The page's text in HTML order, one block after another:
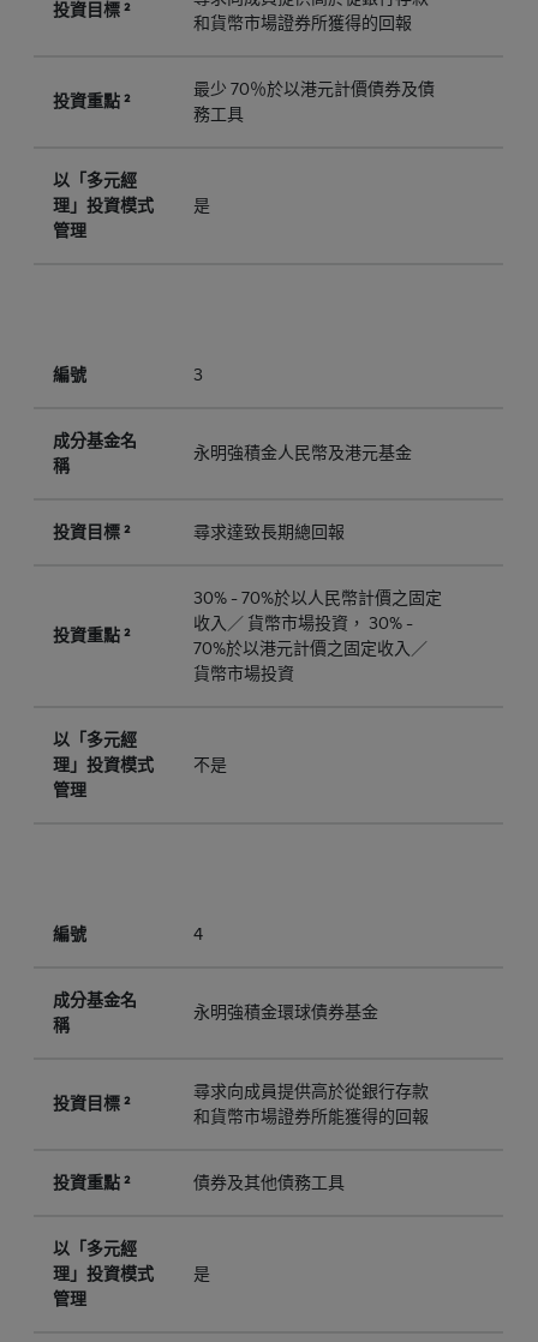
投資目標 ²
和貨幣市場證券所獲得的回報
投資重點 ²
最少 70％於以港元計價債券及債
務工具
以「多元經
理」投資模式
管理
是
編號 3
成分基金名
稱
永明強積金人民幣及港元基金
投資目標 ² 尋求達致長期總回報
投資重點 ²
30% - 70%於以人民幣計價之固定
收入／ 貨幣市場投資， 30% -
70%於以港元計價之固定收入／
貨幣市場投資
以「多元經
理」投資模式
管理
不是
編號 4
成分基金名
稱
永明強積金環球債券基金
投資目標 ²
尋求向成員提供高於從銀行存款
和貨幣市場證券所能獲得的回報
投資重點 ² 債券及其他債務工具
以「多元經
理」投資模式
管理
是